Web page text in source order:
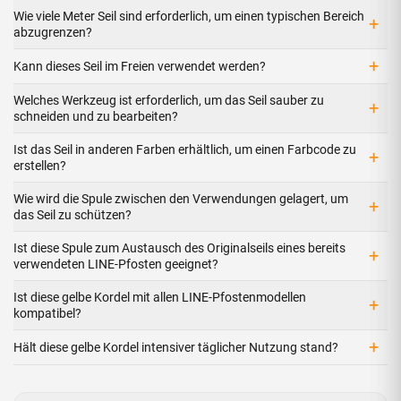
Wie viele Meter Seil sind erforderlich, um einen typischen Bereich
abzugrenzen?
+
Kann dieses Seil im Freien verwendet werden? +
Welches Werkzeug ist erforderlich, um das Seil sauber zu
schneiden und zu bearbeiten?
+
Ist das Seil in anderen Farben erhältlich, um einen Farbcode zu
erstellen?
+
Wie wird die Spule zwischen den Verwendungen gelagert, um
das Seil zu schützen?
+
Ist diese Spule zum Austausch des Originalseils eines bereits
verwendeten LINE-Pfosten geeignet?
+
Ist diese gelbe Kordel mit allen LINE-Pfostenmodellen
kompatibel?
+
Hält diese gelbe Kordel intensiver täglicher Nutzung stand? +